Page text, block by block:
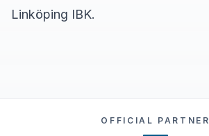
Linköping IBK.
OFFICIAL PARTNER